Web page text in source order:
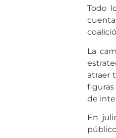
Todo
La
atraer
de
En